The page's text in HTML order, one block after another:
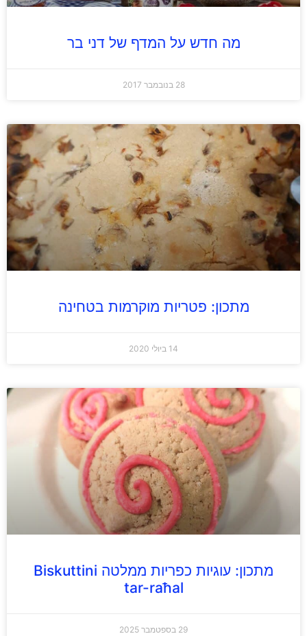
מה חדש על המדף של דני בר
28 בנובמבר 2017
מתכון: פטריות מוקרמות בטחינה
14 ביולי 2020
מתכון: עוגיות כפריות ממלטה Biskuttini
tar-raħal
29 בספטמבר 2025